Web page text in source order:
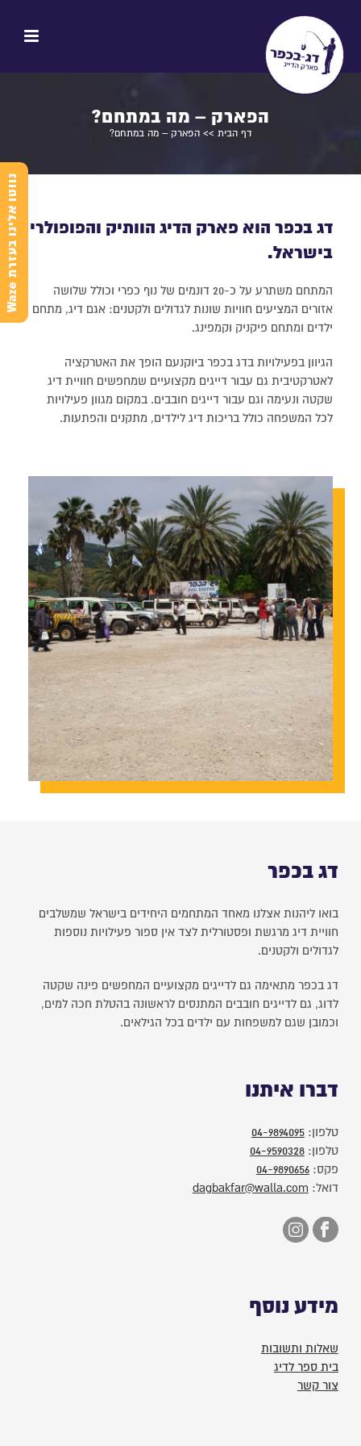
הפארק – מה במתחם?
דף הבית >>הפארק – מה במתחם?
דג בכפר הוא פארק הדיג הוותיק והפופולרי
בישראל.
המתחם משתרע על כ-20 דונמים של נוף כפרי וכולל שלושה
אזורים המציעים חוויות שונות לגדולים ולקטנים: אגם דיג, מתחם
ילדים ומתחם פיקניק וקמפינג.
הגיוון בפעילויות בדג בכפר ביוקנעם הופך את האטרקציה
לאטרקטיבית גם עבור דייגים מקצועיים שמחפשים חוויית דיג
שקטה ונעימה וגם עבור דייגים חובבים. במקום מגוון פעילויות
לכל המשפחה כולל בריכות דיג לילדים, מתקנים והפתעות.
דג בכפר
בואו ליהנות אצלנו מאחד המתחמים היחידים בישראל שמשלבים
חוויית דיג מרגשת ופסטורלית לצד אין ספור פעילויות נוספות
לגדולים ולקטנים.
דג בכפר מתאימה גם לדייגים מקצועיים המחפשים פינה שקטה
לדוג, גם לדייגים חובבים המתנסים לראשונה בהטלת חכה למים,
וכמובן שגם למשפחות עם ילדים בכל הגילאים.
דברו איתנו
טלפון:04-9894095
טלפון:04-9590328
פקס:04-9890656
דואל: dagbakfar@walla.com
מידע נוסף
שאלות ותשובות
בית ספר לדיג
צור קשר
נ
ו
ו
ט
ו
א
ל
י
נ
ו
ב
ע
ז
ר
ת
W
a
z
e